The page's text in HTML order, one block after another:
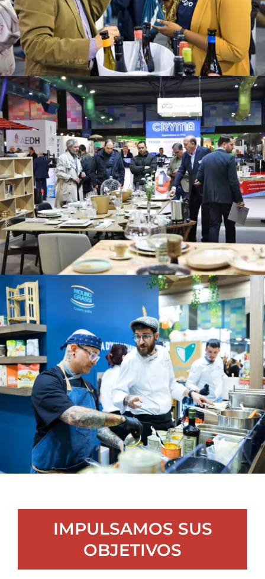
IMPULSAMOS SUS
OBJETIVOS